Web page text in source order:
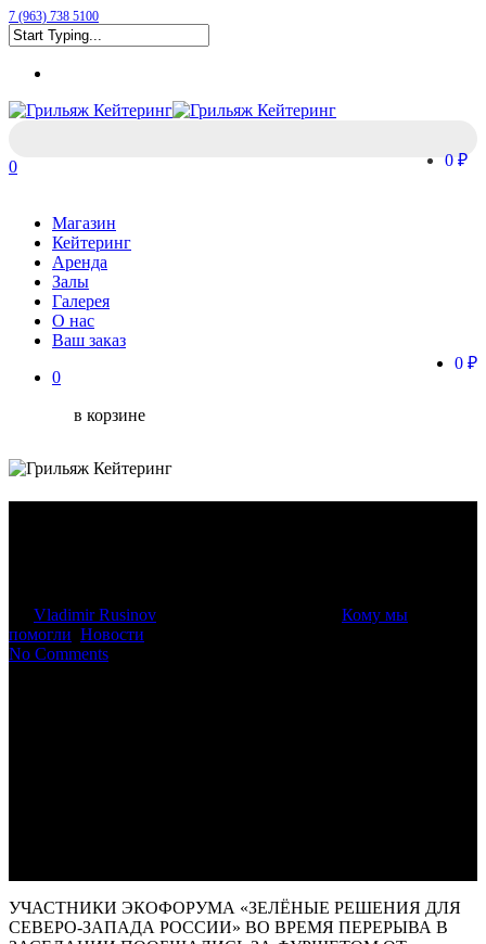
Skip
to
content
7 (963) 738 5100
Search
0 ₽
0
Магазин
Кейтеринг
Аренда
Залы
Галерея
О нас
Ваш заказ
0 ₽
0
в корзине
Vladimir Rusinov
Кому мы
помогли Новости
No Comments
УЧАСТНИКИ ЭКОФОРУМА «ЗЕЛЁНЫЕ РЕШЕНИЯ ДЛЯ
СЕВЕРО-ЗАПАДА РОССИИ» ВО ВРЕМЯ ПЕРЕРЫВА В